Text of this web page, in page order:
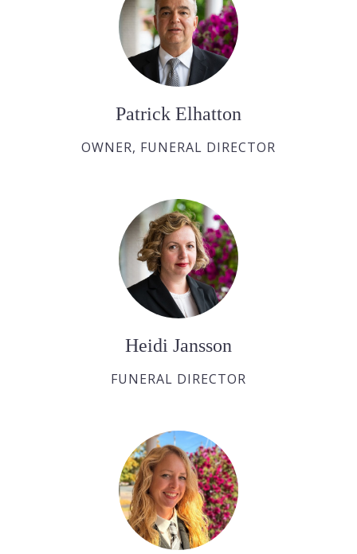
Patrick Elhatton
OWNER, FUNERAL DIRECTOR
Heidi Jansson
FUNERAL DIRECTOR